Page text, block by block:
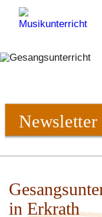
in Erkrath